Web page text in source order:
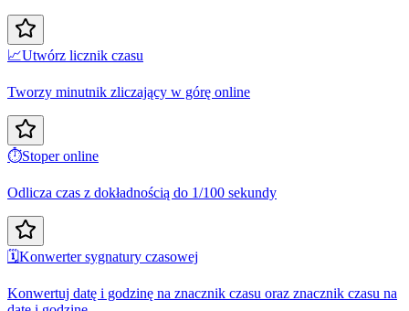
📈Utwórz licznik czasu
Tworzy minutnik zliczający w górę online
⏱️Stoper online
Odlicza czas z dokładnością do 1/100 sekundy
🗓️Konwerter sygnatury czasowej
Konwertuj datę i godzinę na znacznik czasu oraz znacznik czasu na